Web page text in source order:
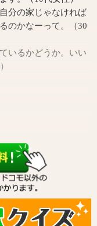
分の家じゃなければ
のかなーって。（30
いるかどうか。いい